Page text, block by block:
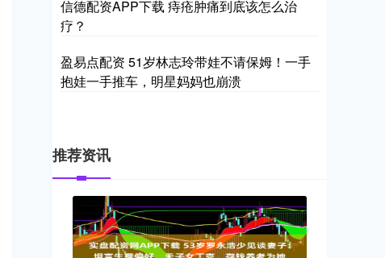
信德配资APP下载 痔疮肿痛到底该怎么治
疗？
盈易点配资 51岁林志玲带娃不请保姆！一手
抱娃一手推车，明星妈妈也崩溃
推荐资讯